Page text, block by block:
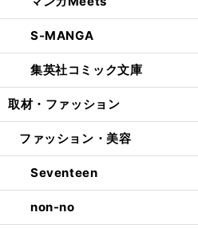
S-MANGA
集英社コミック文庫
取材・ファッション
ファッション・美容
Seventeen
non-no